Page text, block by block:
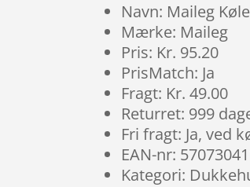
Navn: Maileg
Mærke: Maileg
Pris: Kr. 95.20
PrisMatch: Ja
Fragt: Kr. 49.00
Returret: 999
Fri fragt: Ja, ved
EAN-nr:
Kategori: